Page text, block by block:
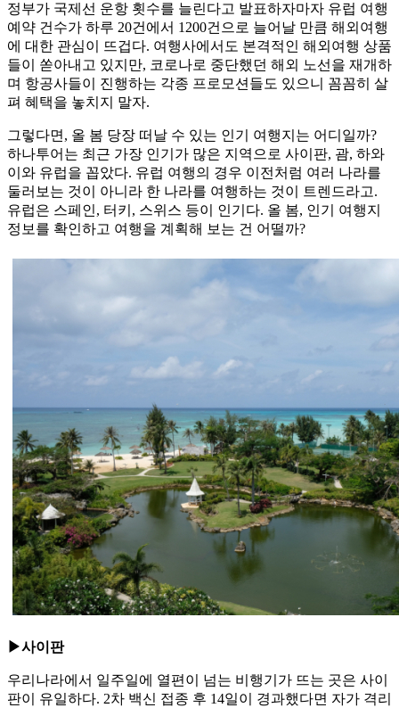
정부가 국제선 운항 횟수를 늘린다고 발표하자마자 유럽 여행
예약 건수가 하루 20건에서 1200건으로 늘어날 만큼 해외여행
에 대한 관심이 뜨겁다. 여행사에서도 본격적인 해외여행 상품
들이 쏟아내고 있지만, 코로나로 중단했던 해외 노선을 재개하
며 항공사들이 진행하는 각종 프로모션들도 있으니 꼼꼼히 살
펴 혜택을 놓치지 말자.
그렇다면, 올 봄 당장 떠날 수 있는 인기 여행지는 어디일까?
하나투어는 최근 가장 인기가 많은 지역으로 사이판, 괌, 하와
이와 유럽을 꼽았다. 유럽 여행의 경우 이전처럼 여러 나라를
둘러보는 것이 아니라 한 나라를 여행하는 것이 트렌드라고.
유럽은 스페인, 터키, 스위스 등이 인기다. 올 봄, 인기 여행지
정보를 확인하고 여행을 계획해 보는 건 어떨까?
▶사이판
우리나라에서 일주일에 열편이 넘는 비행기가 뜨는 곳은 사이
판이 유일하다. 2차 백신 접종 후 14일이 경과했다면 자가 격리